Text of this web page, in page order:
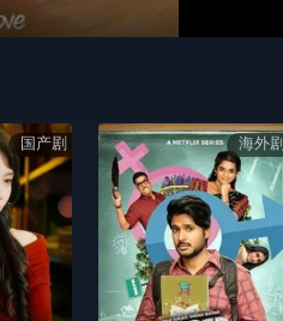
国产剧 海外剧